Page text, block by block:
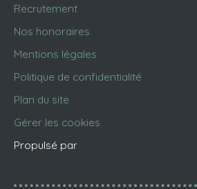
Recrutement
Nos honoraires
Mentions légales
Politique de confidentialité
Plan du site
Gérer les cookies
Propulsé par